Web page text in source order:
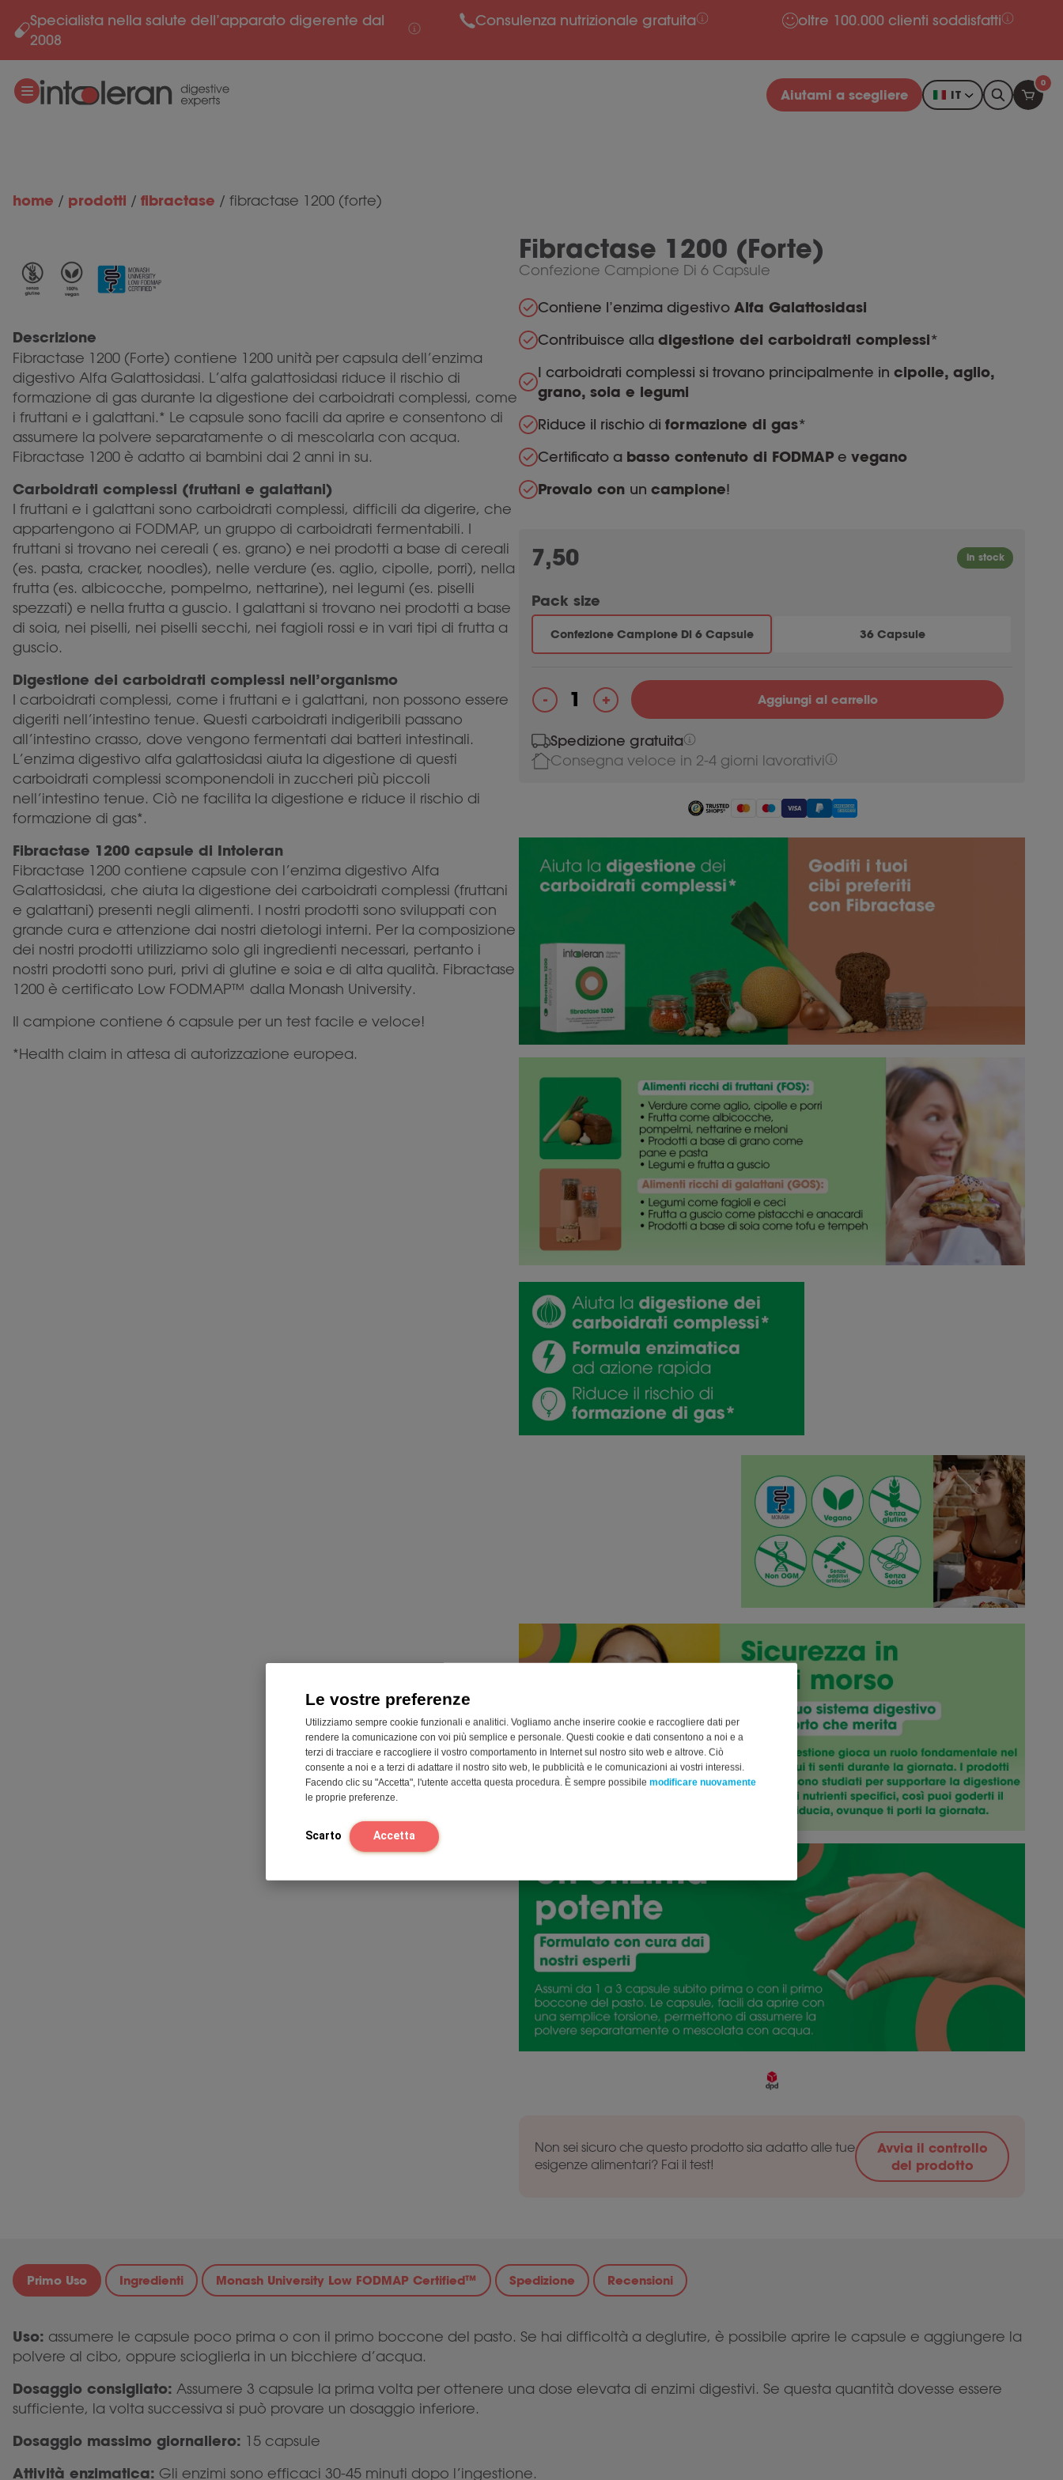
Le vostre preferenze
Utilizziamo sempre cookie funzionali e analitici. Vogliamo anche inserire cookie e raccogliere dati per
rendere la comunicazione con voi più semplice e personale. Questi cookie e dati consentono a noi e a
terzi di tracciare e raccogliere il vostro comportamento in Internet sul nostro sito web e altrove. Ciò
consente a noi e a terzi di adattare il nostro sito web, le pubblicità e le comunicazioni ai vostri interessi.
Facendo clic su "Accetta", l'utente accetta questa procedura. È sempre possibile modificare nuovamente
le proprie preferenze.
Scarto Accetta
Salta al contenuto
Specialista nella salute dell’apparato digerente dal
2008
Consulenza nutrizionale gratuita oltre 100.000 clienti soddisfatti
Aiutami a scegliere IT
0
home / prodotti / fibractase / fibractase 1200 (forte)
Descrizione
Fibractase 1200 (Forte) contiene 1200 unità per capsula dell’enzima
digestivo Alfa Galattosidasi. L’alfa galattosidasi riduce il rischio di
formazione di gas durante la digestione dei carboidrati complessi, come
i fruttani e i galattani.* Le capsule sono facili da aprire e consentono di
assumere la polvere separatamente o di mescolarla con acqua.
Fibractase 1200 è adatto ai bambini dai 2 anni in su.
Carboidrati complessi (fruttani e galattani)
I fruttani e i galattani sono carboidrati complessi, difficili da digerire, che
appartengono ai FODMAP, un gruppo di carboidrati fermentabili. I
fruttani si trovano nei cereali ( es. grano) e nei prodotti a base di cereali
(es. pasta, cracker, noodles), nelle verdure (es. aglio, cipolle, porri), nella
frutta (es. albicocche, pompelmo, nettarine), nei legumi (es. piselli
spezzati) e nella frutta a guscio. I galattani si trovano nei prodotti a base
di soia, nei piselli, nei piselli secchi, nei fagioli rossi e in vari tipi di frutta a
guscio.
Digestione dei carboidrati complessi nell’organismo
I carboidrati complessi, come i fruttani e i galattani, non possono essere
digeriti nell’intestino tenue. Questi carboidrati indigeribili passano
all’intestino crasso, dove vengono fermentati dai batteri intestinali.
L’enzima digestivo alfa galattosidasi aiuta la digestione di questi
carboidrati complessi scomponendoli in zuccheri più piccoli
nell’intestino tenue. Ciò ne facilita la digestione e riduce il rischio di
formazione di gas*.
Fibractase 1200 capsule di Intoleran
Fibractase 1200 contiene capsule con l’enzima digestivo Alfa
Galattosidasi, che aiuta la digestione dei carboidrati complessi (fruttani
e galattani) presenti negli alimenti. I nostri prodotti sono sviluppati con
grande cura e attenzione dai nostri dietologi interni. Per la composizione
dei nostri prodotti utilizziamo solo gli ingredienti necessari, pertanto i
nostri prodotti sono puri, privi di glutine e soia e di alta qualità. Fibractase
1200 è certificato Low FODMAP™ dalla Monash University.
Il campione contiene 6 capsule per un test facile e veloce!
*Health claim in attesa di autorizzazione europea.
Contiene l’enzima digestivo Alfa Galattosidasi
Contribuisce alla digestione dei carboidrati complessi*
I carboidrati complessi si trovano principalmente in cipolle, aglio,
grano, soia e legumi
Riduce il rischio di formazione di gas*
Certificato a basso contenuto di FODMAP e vegano
Provalo con un campione!
Pack size
Confezione Campione Di 6 Capsule 36 Capsule
Spedizione gratuita
Consegna veloce in 2-4 giorni lavorativi
7,50
-
Fibractase 1200 (Forte) quantità
+ Aggiungi al carrello
Fibractase 1200 (Forte)
Confezione Campione Di 6 Capsule
Non sei sicuro che questo prodotto sia adatto alle tue
esigenze alimentari? Fai il test!
Avvia il controllo
del prodotto
Primo Uso Ingredienti Monash University Low FODMAP Certified™ Spedizione Recensioni
Uso: assumere le capsule poco prima o con il primo boccone del pasto. Se hai difficoltà a deglutire, è possibile aprire le capsule e aggiungere la
polvere al cibo, oppure scioglierla in un bicchiere d’acqua.
Dosaggio consigliato: Assumere 3 capsule la prima volta per ottenere una dose elevata di enzimi digestivi. Se questa quantità dovesse essere
sufficiente, la volta successiva si può provare un dosaggio inferiore.
Dosaggio massimo giornaliero: 15 capsule
Attività enzimatica: Gli enzimi sono efficaci 30-45 minuti dopo l’ingestione.